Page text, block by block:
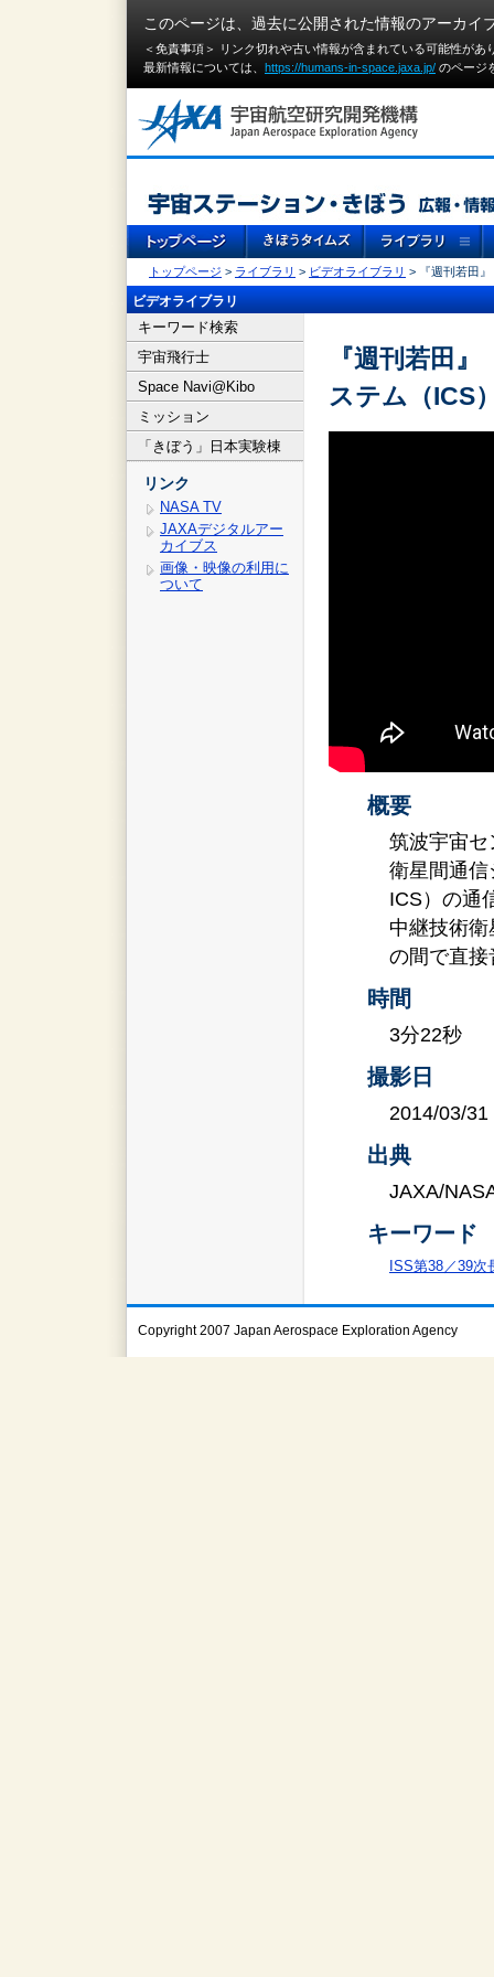
このページは、過去に公開された情報のアーカイ
＜免責事項＞ リンク切れや古い情報が含まれている可能性が
最新情報については、 https://humans-in-space.jaxa.jp/ のページ
トップページ > ライブラリ > ビデオライブラリ > 『週刊若田
ビデオライブラリ
キーワード検索
宇宙飛行士
Space Navi@Kibo
ミッション
「きぼう」日本実験棟
リンク
NASA TV
JAXAデジタルアー
カイブス
画像・映像の利用に
ついて
『週刊若田
ステム（ICS
概要
筑波宇宙
衛星間通
ICS）の通
中継技術
の間で直
時間
3分22秒
撮影日
2014/03/31
出典
JAXA/
キーワード
ISS第38／39次
Copyright 2007 Japan Aerospace Exploration Agency